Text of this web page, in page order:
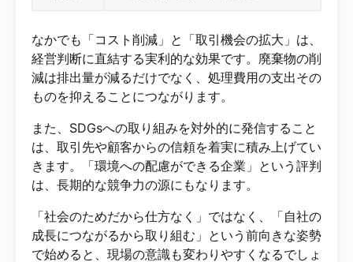
なかでも「コスト削減」と「取引機会の拡大」は、
経営判断に直結する実利的な効果です。廃棄物の削
減は排出量が減るだけでなく、処理費用の支出その
ものを抑えることにつながります。
また、SDGsへの取り組みを対外的に発信すること
は、取引先や顧客からの信頼を着実に積み上げてい
きます。「環境への配慮ができる企業」という評判
は、長期的な競争力の源にもなります。
「社会のためだから仕方なく」ではなく、「自社の
成長につながるから取り組む」という前向きな姿勢
で始めると、現場の意識も変わりやすくなるでしょ